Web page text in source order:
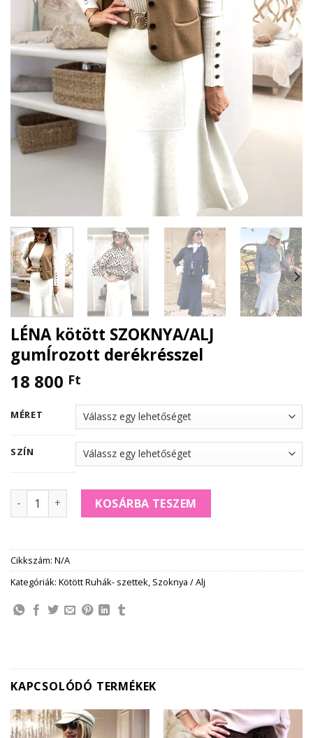
LÉNA kötött SZOKNYA/ALJ
gumÍrozott derékrésszel
18 800 Ft
MÉRET
SZÍN
LÉNA kötött SZOKNYA/ALJ gumÍrozott derékrésszel
KOSÁRBA TESZEM
Cikkszám: N/A
Kategóriák: Kötött Ruhák- szettek, Szoknya / Alj
KAPCSOLÓDÓ TERMÉKEK